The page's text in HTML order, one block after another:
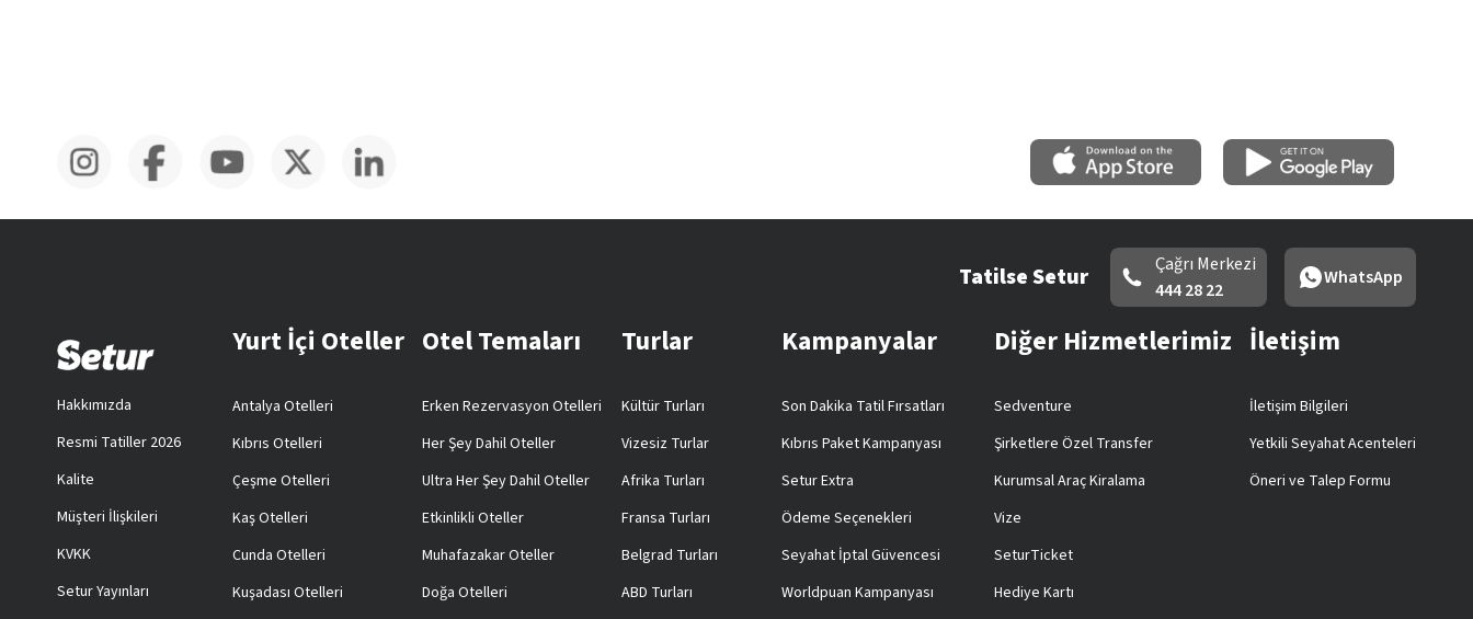
Tatilse Setur
Çağrı Merkezi
444 28 22
WhatsApp
Hakkımızda
Resmi Tatiller 2026
Kalite
Müşteri İlişkileri
KVKK
Setur Yayınları
Yurt İçi Oteller
Antalya Otelleri
Kıbrıs Otelleri
Çeşme Otelleri
Kaş Otelleri
Cunda Otelleri
Kuşadası Otelleri
Otel Temaları
Erken Rezervasyon Otelleri
Her Şey Dahil Oteller
Ultra Her Şey Dahil Oteller
Etkinlikli Oteller
Muhafazakar Oteller
Doğa Otelleri
Turlar
Kültür Turları
Vizesiz Turlar
Afrika Turları
Fransa Turları
Belgrad Turları
ABD Turları
Kampanyalar
Son Dakika Tatil Fırsatları
Kıbrıs Paket Kampanyası
Setur Extra
Ödeme Seçenekleri
Seyahat İptal Güvencesi
Worldpuan Kampanyası
Diğer Hizmetlerimiz
Sedventure
Şirketlere Özel Transfer
Kurumsal Araç Kiralama
Vize
SeturTicket
Hediye Kartı
İletişim
İletişim Bilgileri
Yetkili Seyahat Acenteleri
Öneri ve Talep Formu